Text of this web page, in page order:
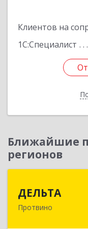
Клиентов на
1С:Специалист
Ближайшие
регионов
ДЕЛЬТА
Протвино